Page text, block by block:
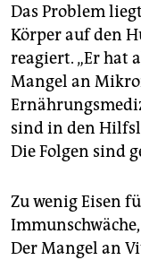
Das Problem
Körper auf den
reagiert. „Er hat
Mangel an
sind in den
Die Folgen sind
Zu wenig Eisen
Der Mangel an